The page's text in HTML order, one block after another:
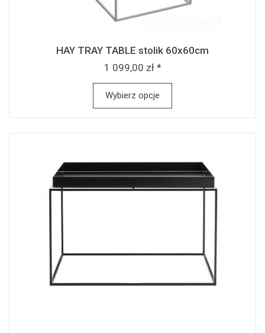
HAY TRAY TABLE stolik 60x60cm
1 099,00 zł *
Wybierz opcje